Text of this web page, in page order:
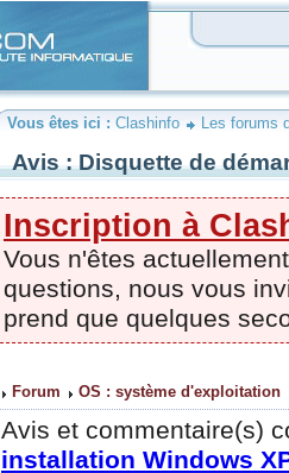
Vous êtes ici : Clashinfo Les forums
Avis : Disquette de
Inscription à
Vous n'êtes
questions, nous vous
prend que quelques
Forum OS : système d'exploitation
Avis et commentaire(s)
installation Windows